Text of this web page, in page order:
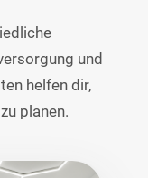
und
helfen dir,
planen.